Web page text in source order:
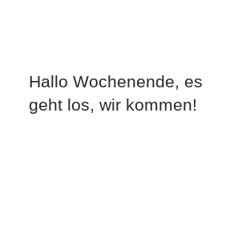
Hallo Wochenende, es
geht los, wir kommen!